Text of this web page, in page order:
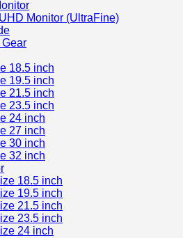
Monitor (UltraFine)
18.5 inch
19.5 inch
21.5 inch
23.5 inch
24 inch
27 inch
30 inch
32 inch
18.5 inch
19.5 inch
21.5 inch
23.5 inch
24 inch